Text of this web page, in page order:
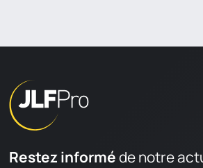
Restez informéde notre